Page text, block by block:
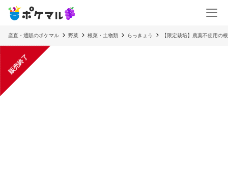
産直・通販のポケマル 野菜 根菜・土物類 らっきょう 【限定栽培】農薬不使用の
販売終了